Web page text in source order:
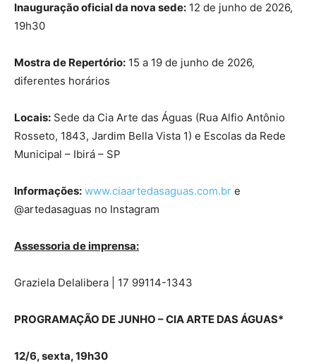
Inauguração oficial da nova sede: 12 de junho de 2026,
19h30
Mostra de Repertório: 15 a 19 de junho de 2026,
diferentes horários
Locais: Sede da Cia Arte das Águas (Rua Alfio Antônio
Rosseto, 1843, Jardim Bella Vista 1) e Escolas da Rede
Municipal – Ibirá – SP
Informações: www.ciaartedasaguas.com.br e
@artedasaguas no Instagram
Assessoria de imprensa:
Graziela Delalibera | 17 99114-1343
PROGRAMAÇÃO DE JUNHO – CIA ARTE DAS ÁGUAS*
12/6, sexta, 19h30